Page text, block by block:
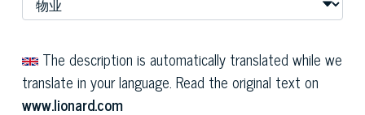
The description is automatically translated while we
translate in your language. Read the original text on
www.lionard.com